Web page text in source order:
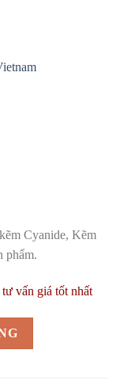
Cyanide, Kẽm
phẩm.
vấn giá tốt nhất
| Kẽm Xy anua số